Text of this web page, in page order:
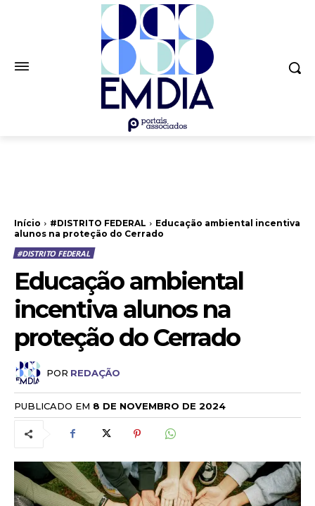
Início #DISTRITO FEDERAL
Educação ambiental incentiva
alunos na proteção do Cerrado
#DISTRITO FEDERAL
Educação ambiental
incentiva alunos na
proteção do Cerrado
POR REDAÇÃO
PUBLICADO EM 8 DE NOVEMBRO DE 2024